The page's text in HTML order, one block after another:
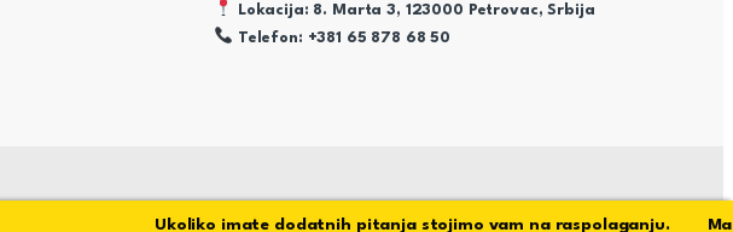
Lokacija: 8. Marta 3, 123000 Petrovac, Srbija
Telefon: +381 65 878 68 50
Ukoliko imate dodatnih pitanja stojimo vam na raspolaganju.